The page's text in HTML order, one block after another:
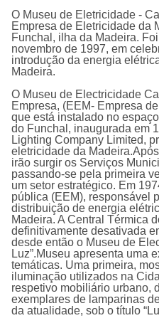
O Museu de Eletricidade -
Empresa de Eletricidade da
Funchal, ilha da Madeira.
novembro de 1997, em
introdução da energia
Madeira.
O Museu de Electricidade
Empresa, (EEM- Empresa
que está instalado no
do Funchal, inaugurada em
Lighting Company Limited,
eletricidade da
irão surgir os Serviços
passando-se pela primeira
um setor estratégico. Em
pública (EEM), responsável
distribuição de energia
Madeira. A Central Térmica
definitivamente desativada
desde então o Museu de
Luz”.Museu apresenta uma
temáticas. Uma primeira,
iluminação utilizados na
respetivo mobiliário urbano,
exemplares de lamparinas
da atualidade, sob o título